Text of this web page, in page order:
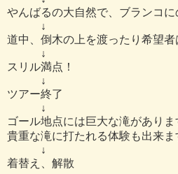
やんばるの大自然で、ブランコに
↓
道中、倒木の上を渡ったり希望者
↓
スリル満点！
↓
ツアー終了
↓
ゴール地点には巨大な滝がありま
貴重な滝に打たれる体験も出来ま
↓
着替え、解散